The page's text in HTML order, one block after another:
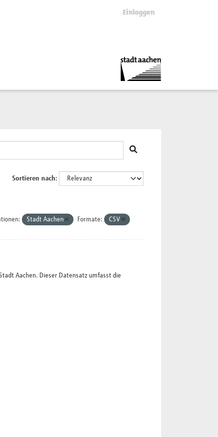
Einloggen
Sortieren nach
Stadt Aachen Formate: CSV
Aachen. Dieser Datensatz umfasst die